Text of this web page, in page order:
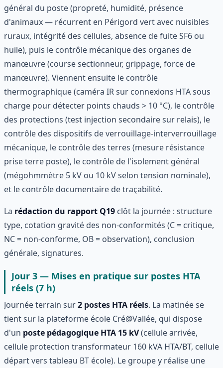
général du poste (propreté, humidité, présence
d'animaux — récurrent en Périgord vert avec nuisibles
ruraux, intégrité des cellules, absence de fuite SF6 ou
huile), puis le contrôle mécanique des organes de
manœuvre (course sectionneur, grippage, force de
manœuvre). Viennent ensuite le contrôle
thermographique (caméra IR sur connexions HTA sous
charge pour détecter points chauds > 10 °C), le contrôle
des protections (test injection secondaire sur relais), le
contrôle des dispositifs de verrouillage-interverrouillage
mécanique, le contrôle des terres (mesure résistance
prise terre poste), le contrôle de l'isolement général
(mégohmmètre 5 kV ou 10 kV selon tension nominale),
et le contrôle documentaire de traçabilité.
La rédaction du rapport Q19 clôt la journée : structure
type, cotation gravité des non-conformités (C = critique,
NC = non-conforme, OB = observation), conclusion
générale, signatures.
Jour 3 — Mises en pratique sur postes HTA
réels (7 h)
Journée terrain sur2 postes HTA réels. La matinée se
tient sur la plateforme école Cré@Vallée, qui dispose
d'un poste pédagogique HTA 15 kV(cellule arrivée,
cellule protection transformateur 160 kVA HTA/BT, cellule
départ vers tableau BT école). Le groupe y réalise une